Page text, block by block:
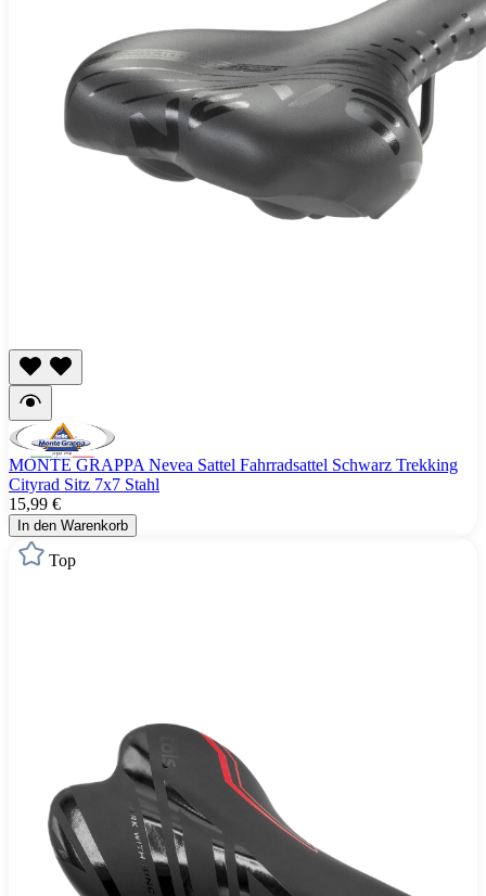
MONTE GRAPPA Nevea Sattel Fahrradsattel Schwarz Trekking
Cityrad Sitz 7x7 Stahl
15,99 €
In den Warenkorb
Top